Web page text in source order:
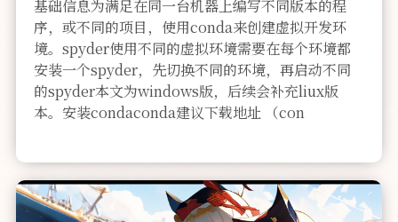
基础信息为满足在同一台机器上编写不同版本的程
序，或不同的项目，使用conda来创建虚拟开发环
境。spyder使用不同的虚拟环境需要在每个环境都
安装一个spyder，先切换不同的环境，再启动不同
的spyder本文为windows版，后续会补充liux版
本。安装condaconda建议下载地址 （con